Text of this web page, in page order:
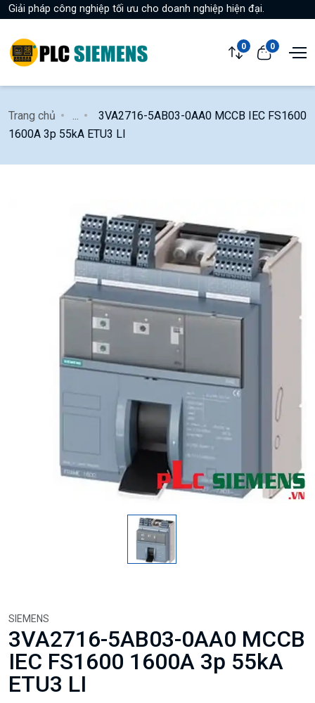
Giải pháp công nghiệp tối ưu cho doanh nghiệp hiện đại.
0 0
Trang chủ
3VA2716-5AB03-0AA0 MCCB IEC FS1600
1600A 3p 55kA ETU3 LI
SIEMENS
3VA2716-5AB03-0AA0 MCCB
IEC FS1600 1600A 3p 55kA
ETU3 LI